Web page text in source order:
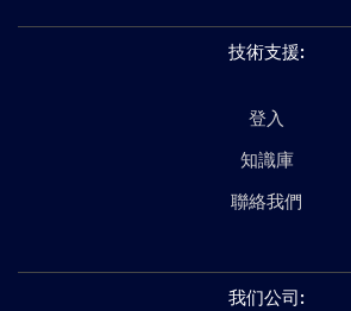
技術支援:
登入
知識庫
聯絡我們
我们公司: